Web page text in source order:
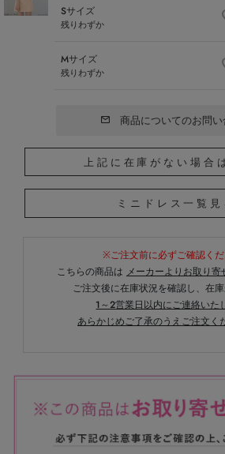
Sサイズ
残りわずか
Mサイズ
残りわずか
商品についてのお問
上記に在庫がない場合
ミニドレス一覧見
※ご注文前に必ずご確認く
こちらの商品は メーカーよりお取り寄
ご注文後に在庫状況を確認し、在
1～2営業日以内にご連絡いた
あらかじめご了承のうえご注文く